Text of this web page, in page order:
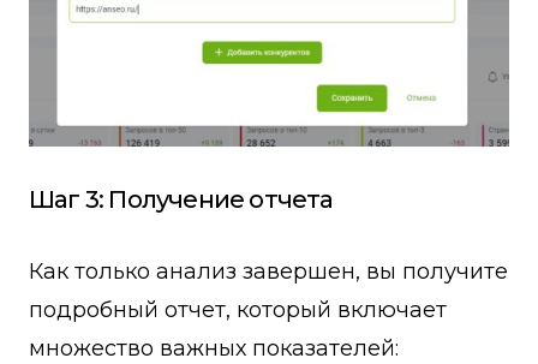
Шаг 3: Получение отчета
Как только анализ завершен, вы получите
подробный отчет, который включает
множество важных показателей: